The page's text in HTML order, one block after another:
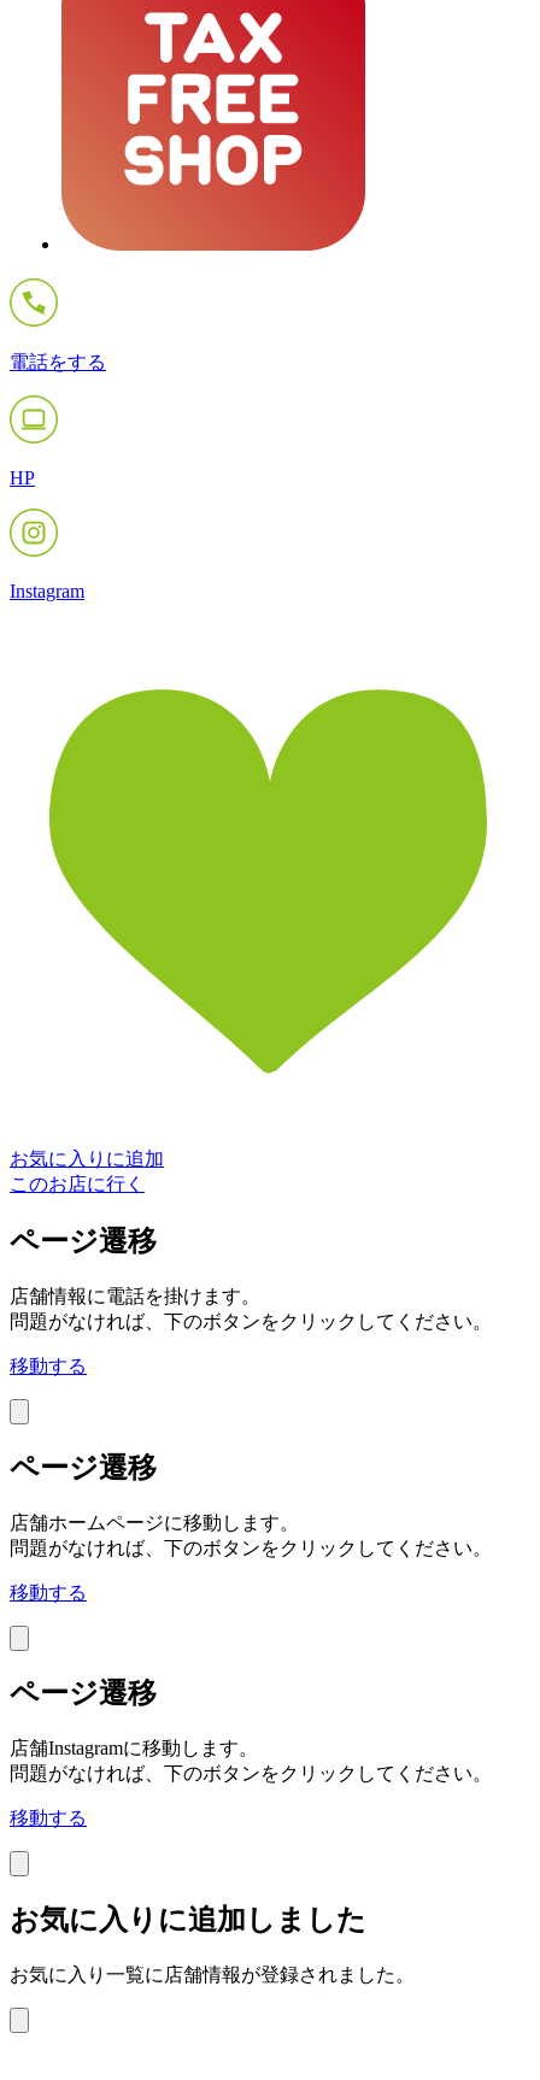
電話をする
HP
Instagram
お気に入りに追加
このお店に行く
ページ遷移
店舗情報に電話を掛けます。
問題がなければ、下のボタンをクリックしてください。
移動する
ページ遷移
店舗ホームページに移動します。
問題がなければ、下のボタンをクリックしてください。
移動する
ページ遷移
店舗Instagramに移動します。
問題がなければ、下のボタンをクリックしてください。
移動する
お気に入りに追加しました
お気に入り一覧に店舗情報が登録されました。